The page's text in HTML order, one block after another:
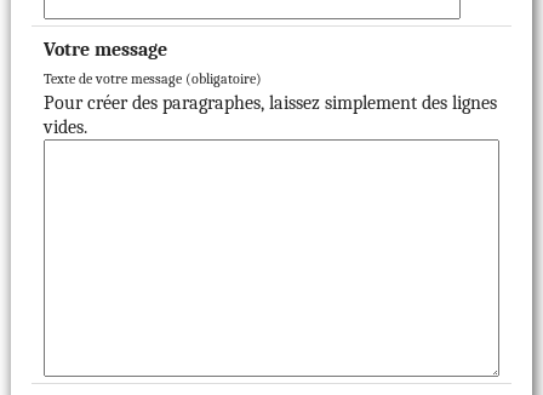
Votre message
Texte de votre message (obligatoire)
Pour créer des paragraphes, laissez simplement des lignes
vides.